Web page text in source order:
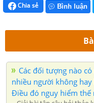
Chia sẻ Bình luận
Các đối tượng nào
nhiều người không
Điều đó nguy hiểm thế